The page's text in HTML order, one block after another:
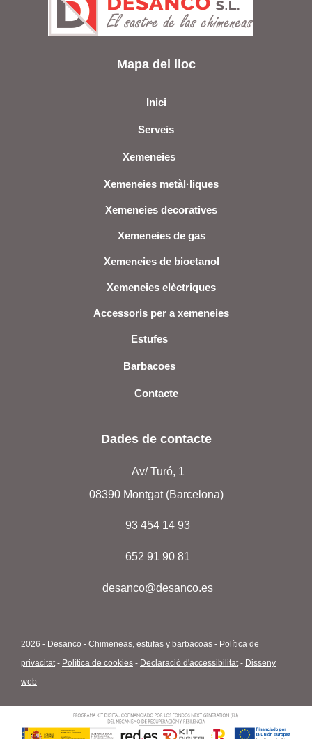
Mapa del lloc
Inici
Serveis
Xemeneies
Xemeneies metàl·liques
Xemeneies decoratives
Xemeneies de gas
Xemeneies de bioetanol
Xemeneies elèctriques
Accessoris per a xemeneies
Estufes
Barbacoes
Contacte
Dades de contacte
Av/ Turó, 1
08390 Montgat (Barcelona)
93 454 14 93
652 91 90 81
desanco@desanco.es
2026 - Desanco - Chimeneas, estufas y barbacoas - Política de
privacitat- Política de cookies - Declaració d'accessibilitat- Disseny
web